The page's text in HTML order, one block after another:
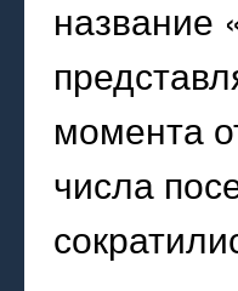
название
момента
числа